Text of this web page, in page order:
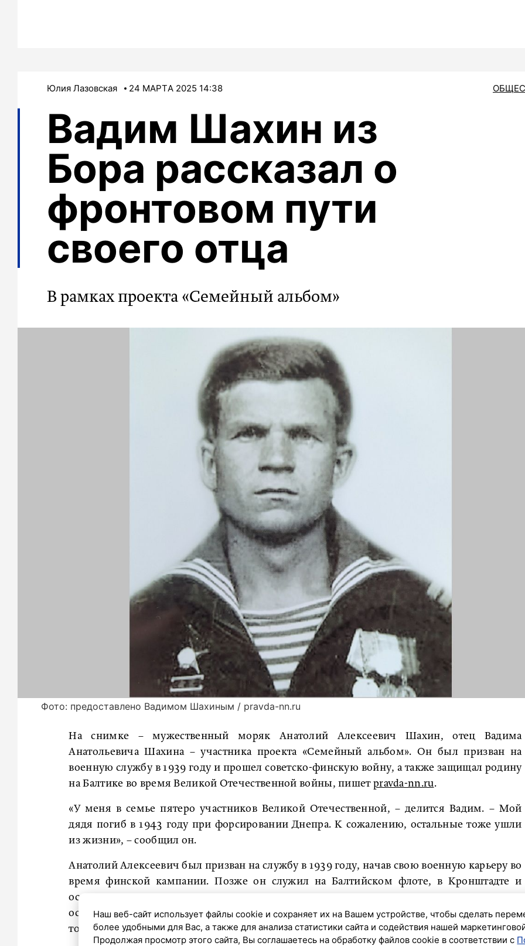
Юлия Лазовская 24 МАРТA 2025 14:38
Вадим Шахин из
Бора рассказал о
фронтовом пути
своего отца
В рамках проекта «Семейный альбом»
Фото: предоставлено Вадимом Шахиным / pravda-nn.ru
На снимке – мужественный моряк Анатолий Алексеевич Шахин, отец Вадима
Анатольевича Шахина – участника проекта «Семейный альбом». Он был призван на
военную службу в 1939 году и прошел советско-финскую войну, а также защищал родину
на Балтике во время Великой Отечественной войны, пишет pravda-nn.ru.
«У меня в семье пятеро участников Великой Отечественной, – делится Вадим. – Мой
дядя погиб в 1943 году при форсировании Днепра. К сожалению, остальные тоже ушли
из жизни», – сообщил он.
Анатолий Алексеевич был призван на службу в 1939 году, начав свою военную карьеру во
время финской кампании. Позже он служил на Балтийском флоте, в Кронштадте и
осажденном Ленинграде. Отец Вадима участвовал в сражениях на минном тральщике,
освобождая проходы для кораблей, а также совершал рейды на вражеские позиции на
торпедном катере даже в штормовую погоду.
Наш веб-сайт использует файлы cookie и сохраняет их на Вашем устройстве, чтобы сделать
более удобными для Вас, а также для анализа статистики сайта и содействия нашей
Продолжая просмотр этого сайта, Вы соглашаетесь на обработку файлов cookie в соответствии с